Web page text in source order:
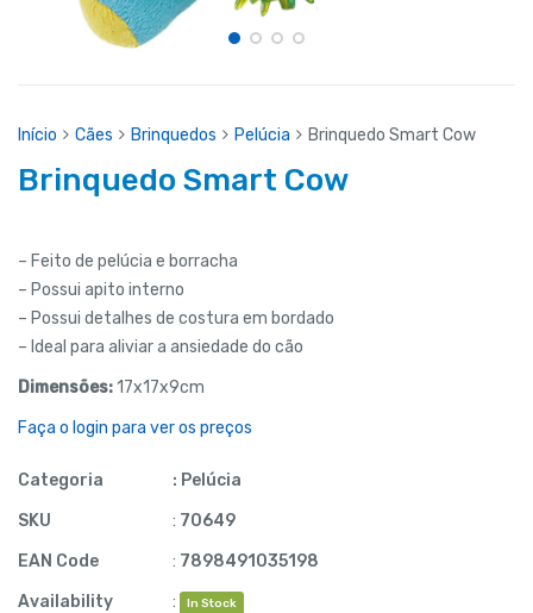
Início Cães Brinquedos Pelúcia Brinquedo Smart Cow
Brinquedo Smart Cow
– Feito de pelúcia e borracha
– Possui apito interno
– Possui detalhes de costura em bordado
– Ideal para aliviar a ansiedade do cão
Dimensões:17x17x9cm
Faça o login para ver os preços
Categoria : Pelúcia
SKU
: 70649
EAN Code
: 7898491035198
Availability
: In Stock